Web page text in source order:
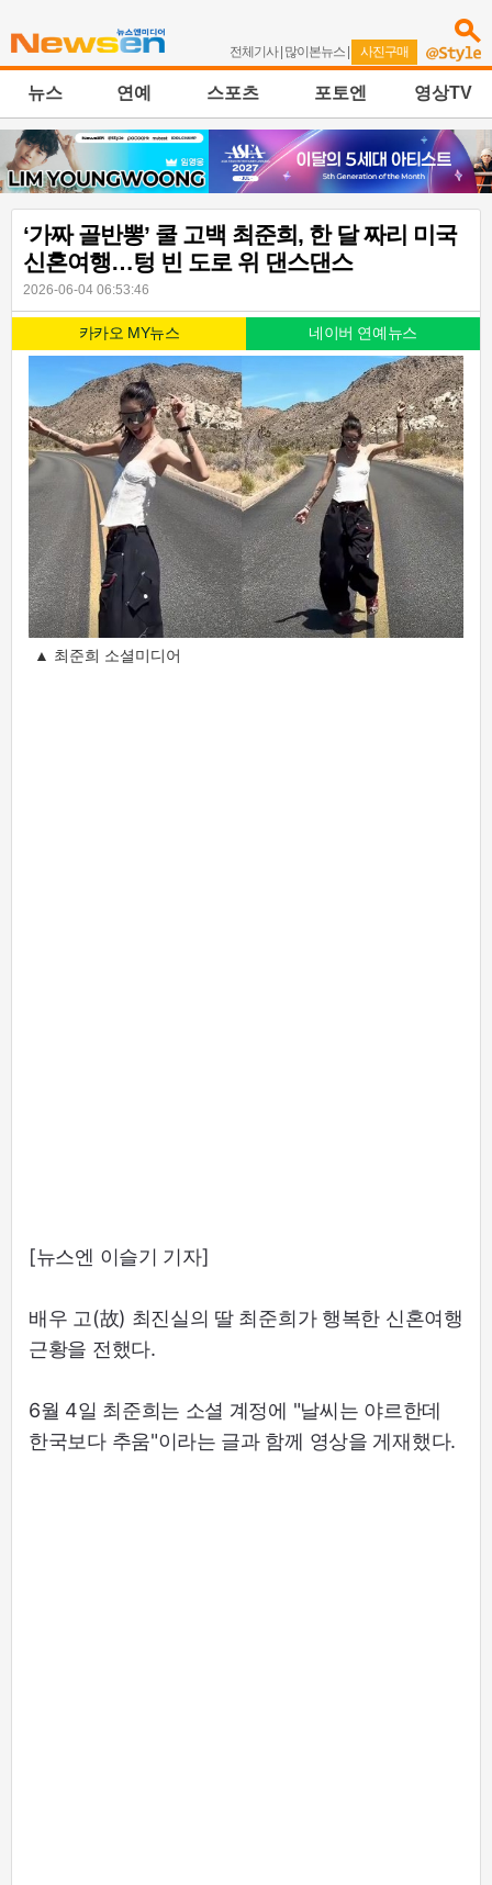
전체기사| 많이본뉴스 | 사진구매
뉴스 연예 스포츠 포토엔 영상TV
‘가짜 골반뽕’ 쿨 고백 최준희, 한 달 짜리 미국
신혼여행…텅 빈 도로 위 댄스댄스
2026-06-04 06:53:46
카카오 MY뉴스 네이버 연예뉴스
▲ 최준희 소셜미디어
[뉴스엔 이슬기 기자]
배우 고(故) 최진실의 딸 최준희가 행복한 신혼여행
근황을 전했다.
6월 4일 최준희는 소셜 계정에 "날씨는 야르한데
한국보다 추움"이라는 글과 함께 영상을 게재했다.